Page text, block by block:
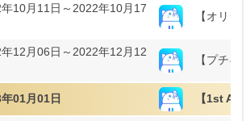
10月11日～2022年10月17
【オリジ
12月06日～2022年12月12
【プチギ
01月01日 【1st